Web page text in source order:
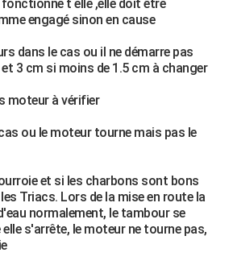
t elle ,elle doit être
engagé sinon en cause
dans le cas ou il ne démarre pas
3 cm si moins de 1.5 cm à changer
moteur à vérifier
ou le moteur tourne mais pas le
et si les charbons sont bons
Triacs. Lors de la mise en route la
normalement, le tambour se
s'arrête, le moteur ne tourne pas,